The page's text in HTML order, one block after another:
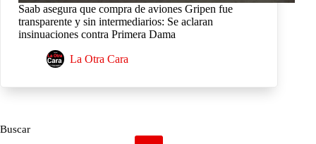
Saab asegura que compra de aviones Gripen fue
transparente y sin intermediarios: Se aclaran
insinuaciones contra Primera Dama
La Otra Cara
Buscar